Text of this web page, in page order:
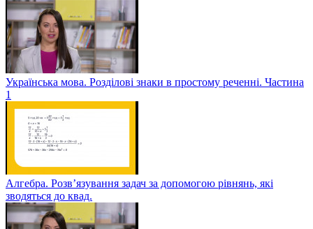
Українська мова. Розділові знаки в простому реченні. Частина
1
Алгебра. Розв’язування задач за допомогою рівнянь, які
зводяться до квад.